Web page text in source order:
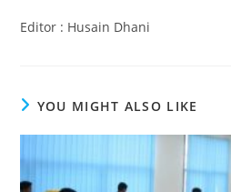
Editor : Husain Dhani
YOU MIGHT ALSO LIKE